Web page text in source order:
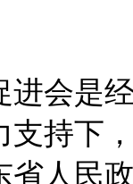
进会是
持下
省人民